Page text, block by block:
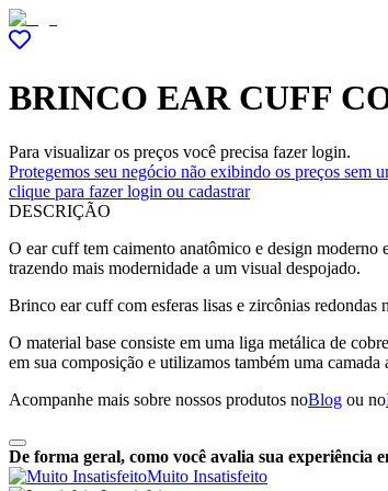
BRINCO EAR CUFF
Para visualizar os preços você precisa fazer login.
Protegemos seu negócio não exibindo os preços sem
clique para fazer login ou cadastrar
DESCRIÇÃO
O ear cuff tem caimento anatômico e design moderno
trazendo mais modernidade a um visual despojado.
Brinco ear cuff com esferas lisas e zircônias redondas
O material base consiste em uma liga metálica de
em sua composição e utilizamos também uma camada
Acompanhe mais sobre nossos produtos noBlog ou no
De forma geral, como você avalia sua experiência
Muito Insatisfeito